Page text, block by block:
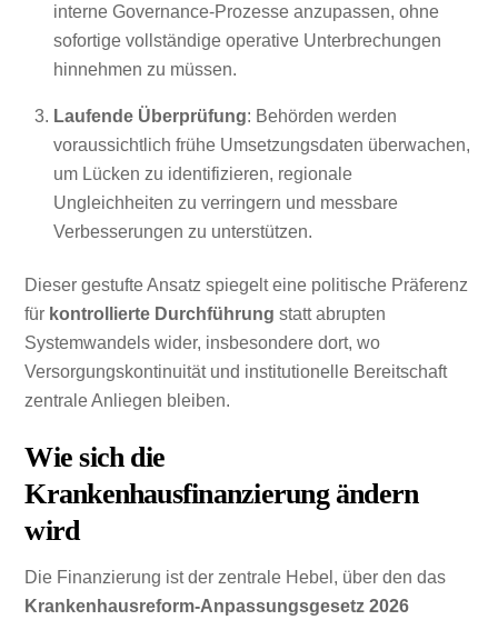
interne Governance-Prozesse anzupassen, ohne
sofortige vollständige operative Unterbrechungen
hinnehmen zu müssen.
Laufende Überprüfung: Behörden werden
voraussichtlich frühe Umsetzungsdaten überwachen,
um Lücken zu identifizieren, regionale
Ungleichheiten zu verringern und messbare
Verbesserungen zu unterstützen.
Dieser gestufte Ansatz spiegelt eine politische Präferenz
für kontrollierte Durchführung statt abrupten
Systemwandels wider, insbesondere dort, wo
Versorgungskontinuität und institutionelle Bereitschaft
zentrale Anliegen bleiben.
Wie sich die
Krankenhausfinanzierung ändern
wird
Die Finanzierung ist der zentrale Hebel, über den das
Krankenhausreform-Anpassungsgesetz 2026